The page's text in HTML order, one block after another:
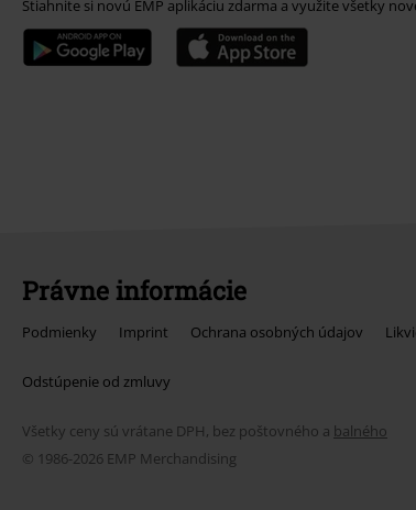
Stiahnite si novú EMP aplikáciu zdarma a využite všetky
Právne informácie
Podmienky Imprint Ochrana osobných údajov
Odstúpenie od zmluvy
Všetky ceny sú vrátane DPH, bez poštovného a balného
© 1986-2026 EMP Merchandising